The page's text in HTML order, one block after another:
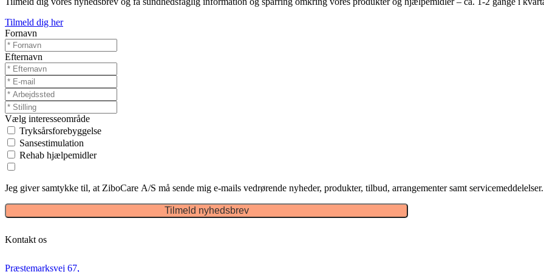
Tilmeld dig her
Fornavn
Efternavn
Vælg interesseområde
Tryksårsforebyggelse
Sansestimulation
Rehab hjælpemidler
Jeg giver samtykke til, at ZiboCare A/S må sende mig e-mails vedrørende nyheder, produkter, tilbud, arrangementer samt servicemeddelelser.
Tilmeld nyhedsbrev
Kontakt os
Præstemarksvej 67,